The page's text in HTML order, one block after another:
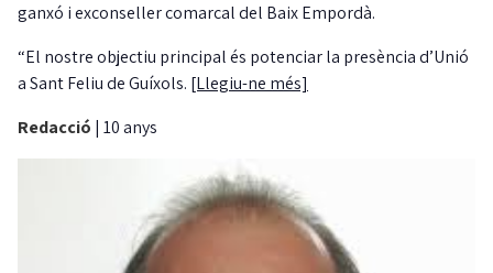
ganxó i exconseller comarcal del Baix Empordà.
“El nostre objectiu principal és potenciar la presència d’Unió
a Sant Feliu de Guíxols. [Llegiu-ne més]
Redacció | 10 anys